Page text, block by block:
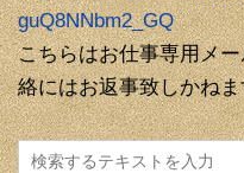
guQ8NNbm2_GQ
こちらはお仕事専用メ
絡にはお返事致しかね